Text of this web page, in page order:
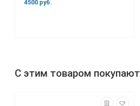
4500 руб.
С этим товаром покупают